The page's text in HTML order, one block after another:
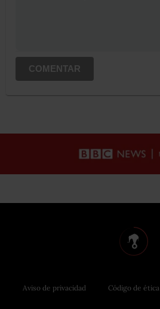
COMENTAR
Aviso de privacidad Código de ética